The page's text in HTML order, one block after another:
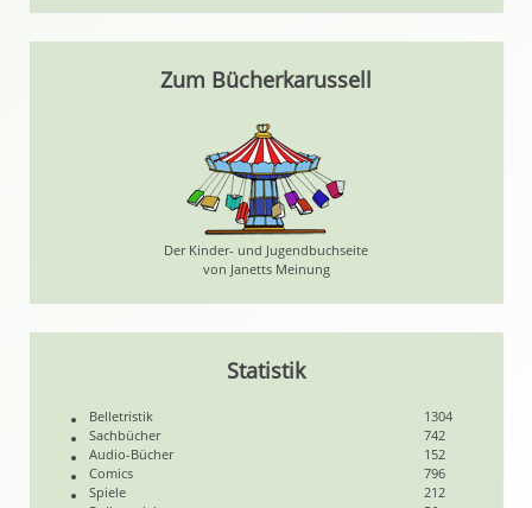
Zum Bücherkarussell
Der Kinder- und Jugendbuchseite
von Janetts Meinung
Statistik
Belletristik
1304
Sachbücher
742
Audio-Bücher
152
Comics
796
Spiele
212